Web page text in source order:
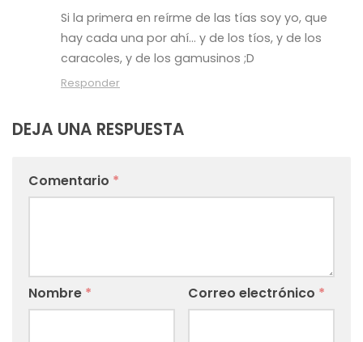
Si la primera en reírme de las tías soy yo, que
hay cada una por ahí… y de los tíos, y de los
caracoles, y de los gamusinos ;D
Responder
DEJA UNA RESPUESTA
Comentario *
Nombre * Correo electrónico *